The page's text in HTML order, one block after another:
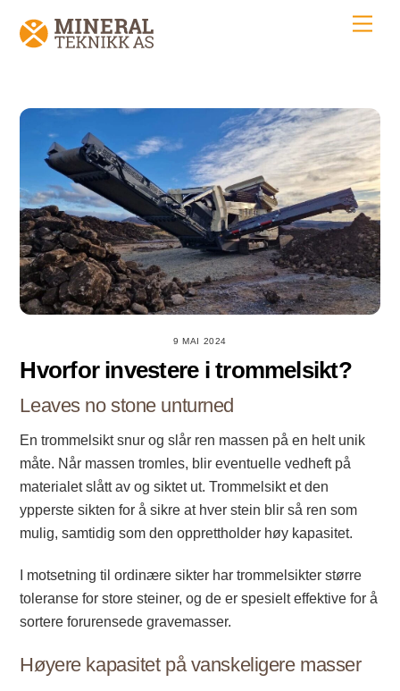
9 MAI 2024
Hvorfor investere i trommelsikt?
Leaves no stone unturned
En trommelsikt snur og slår ren massen på en helt unik
måte. Når massen tromles, blir eventuelle vedheft på
materialet slått av og siktet ut. Trommelsikt et den
ypperste sikten for å sikre at hver stein blir så ren som
mulig, samtidig som den opprettholder høy kapasitet.
I motsetning til ordinære sikter har trommelsikter større
toleranse for store steiner, og de er spesielt effektive for å
sortere forurensede gravemasser.
Høyere kapasitet på vanskeligere masser